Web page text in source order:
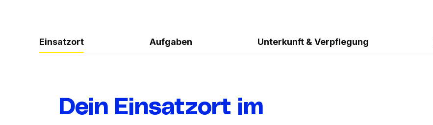
Einsatzort Aufgaben Unterkunft & Verpflegung
Dein Einsatzort im